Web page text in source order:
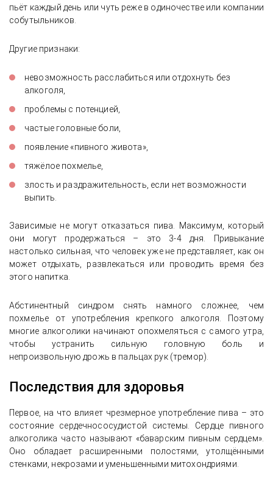
пьёт каждый день или чуть реже в одиночестве или компании
собутыльников.
Другие признаки:
невозможность расслабиться или отдохнуть без
алкоголя,
проблемы с потенцией,
частые головные боли,
появление «пивного живота»,
тяжёлое похмелье,
злость и раздражительность, если нет возможности
выпить.
Зависимые не могут отказаться пива. Максимум, который
они могут продержаться – это 3-4 дня. Привыкание
настолько сильная, что человек уже не представляет, как он
может отдыхать, развлекаться или проводить время без
этого напитка.
Абстинентный синдром снять намного сложнее, чем
похмелье от употребления крепкого алкоголя. Поэтому
многие алкоголики начинают опохмеляться с самого утра,
чтобы устранить сильную головную боль и
непроизвольную дрожь в пальцах рук (тремор).
Последствия для здоровья
Первое, на что влияет чрезмерное употребление пива – это
состояние сердечнососудистой системы. Сердце пивного
алкоголика часто называют «баварским пивным сердцем».
Оно обладает расширенными полостями, утолщёнными
стенками, некрозами и уменьшенными митохондриями.